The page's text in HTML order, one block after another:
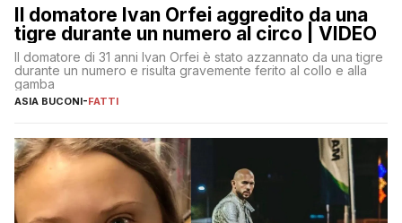
Il domatore Ivan Orfei aggredito da una
tigre durante un numero al circo | VIDEO
Il domatore di 31 anni Ivan Orfei è stato azzannato da una tigre
durante un numero e risulta gravemente ferito al collo e alla
gamba
ASIA BUCONI-FATTI